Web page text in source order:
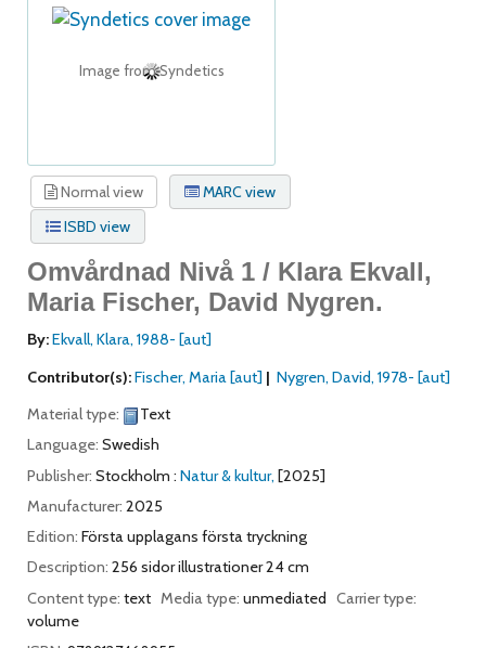
Image from Syndetics
Normal view
MARC view
ISBD view
Omvårdnad Nivå 1 / Klara Ekvall,
Maria Fischer, David Nygren.
By:Ekvall, Klara, 1988- [aut]
Contributor(s):Fischer, Maria[aut] Nygren, David, 1978- [aut]
Material type:
Text
Language: Swedish
Publisher: Stockholm : Natur & kultur, [2025]
Manufacturer: 2025
Edition: Första upplagans första tryckning
Description: 256 sidor illustrationer 24 cm
Content type: text Media type: unmediated Carrier type:
volume